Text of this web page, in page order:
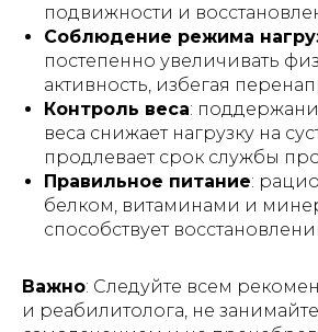
подвижности и
Соблюдение режима
постепенно увеличивать
активность, избегая
Контроль веса:
веса снижает нагрузку на
продлевает срок службы
Правильное питание:
белком, витаминами и
способствует
Важно: Следуйте всем
и реабилитолога, не